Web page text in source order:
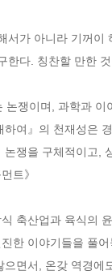
가 아니라 기꺼
한다. 칭찬할 만한
쟁이며, 과학과
여』의 천재성은
쟁을 구체적이고,
트》
축산업과 육식의
한 이야기들을 풀
면서, 온갖 역경